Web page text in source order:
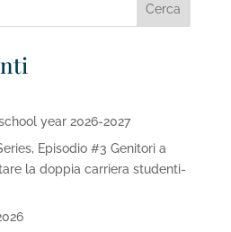
year 2026-2027
Episodio #3 Genitori a
la doppia carriera studenti-